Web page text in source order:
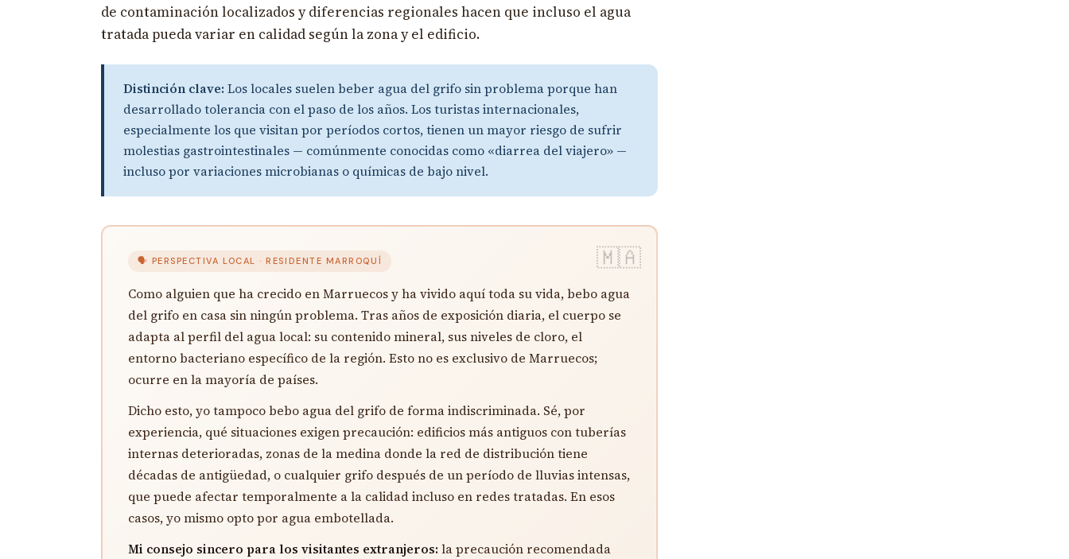
de contaminación localizados y diferencias regionales hacen que incluso el agua
tratada pueda variar en calidad según la zona y el edificio.
Distinción clave: Los locales suelen beber agua del grifo sin problema porque han
desarrollado tolerancia con el paso de los años. Los turistas internacionales,
especialmente los que visitan por períodos cortos, tienen un mayor riesgo de sufrir
molestias gastrointestinales — comúnmente conocidas como «diarrea del viajero» —
incluso por variaciones microbianas o químicas de bajo nivel.
🗣 PERSPECTIVA LOCAL · RESIDENTE MARROQUÍ
Como alguien que ha crecido en Marruecos y ha vivido aquí toda su vida, bebo agua
del grifo en casa sin ningún problema. Tras años de exposición diaria, el cuerpo se
adapta al perfil del agua local: su contenido mineral, sus niveles de cloro, el
entorno bacteriano específico de la región. Esto no es exclusivo de Marruecos;
ocurre en la mayoría de países.
Dicho esto, yo tampoco bebo agua del grifo de forma indiscriminada. Sé, por
experiencia, qué situaciones exigen precaución: edificios más antiguos con tuberías
internas deterioradas, zonas de la medina donde la red de distribución tiene
décadas de antigüedad, o cualquier grifo después de un período de lluvias intensas,
que puede afectar temporalmente a la calidad incluso en redes tratadas. En esos
casos, yo mismo opto por agua embotellada.
Mi consejo sincero para los visitantes extranjeros: la precaución recomendada